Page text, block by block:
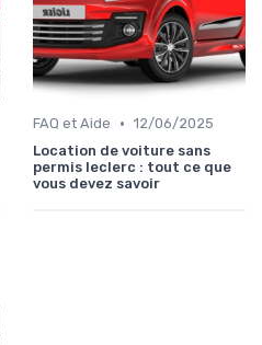
FAQ et Aide • 12/06/2025
Location de voiture sans
permis leclerc : tout ce que
vous devez savoir